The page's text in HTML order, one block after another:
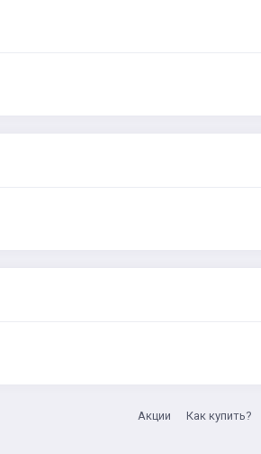
Акции Как купить?